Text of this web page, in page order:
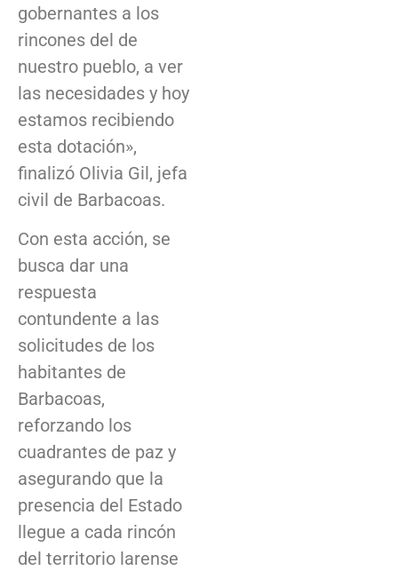
gobernantes a los
rincones del de
nuestro pueblo, a ver
las necesidades y hoy
estamos recibiendo
esta dotación»,
finalizó Olivia Gil, jefa
civil de Barbacoas.
Con esta acción, se
busca dar una
respuesta
contundente a las
solicitudes de los
habitantes de
Barbacoas,
reforzando los
cuadrantes de paz y
asegurando que la
presencia del Estado
llegue a cada rincón
del territorio larense